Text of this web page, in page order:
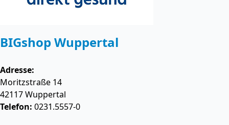
BIGshop Wuppertal
Adresse:
Moritzstraße 14
42117Wuppertal
Telefon: 0231.5557-0